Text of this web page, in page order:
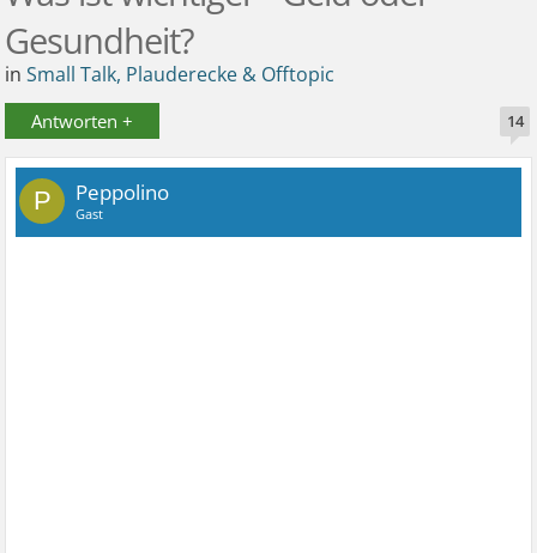
Gesundheit?
inSmall Talk, Plauderecke & Offtopic
Antworten + 14
P Peppolino
Gast